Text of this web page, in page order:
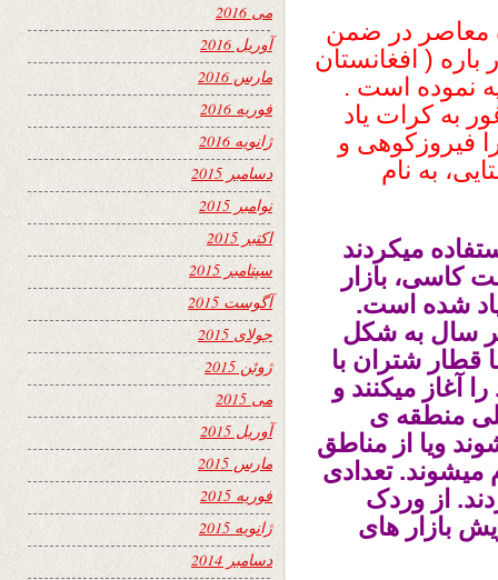
معاصر در ضمن
باره ( افغانستان
نموده است .
به کرات یاد
فیروزکوهی و
به نام
میکردند
کاسی، بازار
شده است.
سال به شکل
قطار شتران با
آغاز میکنند و
منطقه ی
ویا از مناطق
تعدادی
از وردک
بازار های
می 2016
آوریل 2016
مارس 2016
فوریه 2016
ژانویه 2016
دسامبر 2015
نوامبر 2015
اکتبر 2015
سپتامبر 2015
آگوست 2015
جولای 2015
ژوئن 2015
می 2015
آوریل 2015
مارس 2015
فوریه 2015
ژانویه 2015
دسامبر 2014